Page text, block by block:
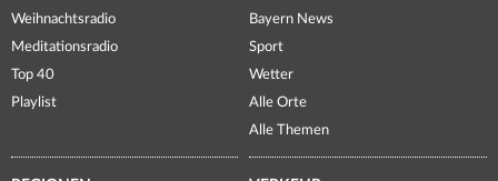
Weihnachtsradio
Meditationsradio
Top 40
Playlist
Bayern News
Sport
Wetter
Alle Orte
Alle Themen